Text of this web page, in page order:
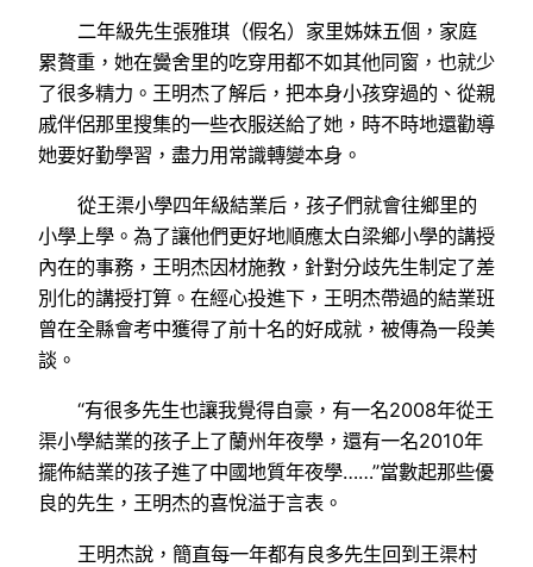
二年級先生張雅琪（假名）家里姊妹五個，家庭
累贅重，她在黌舍里的吃穿用都不如其他同窗，也就少
了很多精力。王明杰了解后，把本身小孩穿過的、從親
戚伴侶那里搜集的一些衣服送給了她，時不時地還勸導
她要好勤學習，盡力用常識轉變本身。
從王渠小學四年級結業后，孩子們就會往鄉里的
小學上學。為了讓他們更好地順應太白梁鄉小學的講授
內在的事務，王明杰因材施教，針對分歧先生制定了差
別化的講授打算。在經心投進下，王明杰帶過的結業班
曾在全縣會考中獲得了前十名的好成就，被傳為一段美
談。
“有很多先生也讓我覺得自豪，有一名2008年從王
渠小學結業的孩子上了蘭州年夜學，還有一名2010年
擺佈結業的孩子進了中國地質年夜學……”當數起那些優
良的先生，王明杰的喜悅溢于言表。
王明杰說，簡直每一年都有良多先生回到王渠村